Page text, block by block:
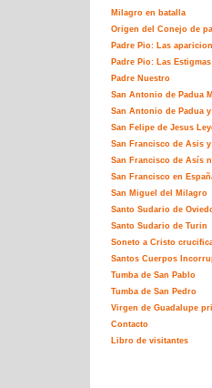
Milagro en batalla
Origen del Conejo de
Padre Pio: Las
Padre Pio: Las
Padre Nuestro
San Antonio de Padua
San Antonio de Padua
San Felipe de Jesus
San Francisco de Asis y
San Francisco de Asís
San Francisco en
San Miguel del Milagro
Santo Sudario de
Santo Sudario de Turin
Soneto a Cristo
Santos Cuerpos
Tumba de San Pablo
Tumba de San Pedro
Virgen de Guadalupe
Contacto
Libro de visitantes